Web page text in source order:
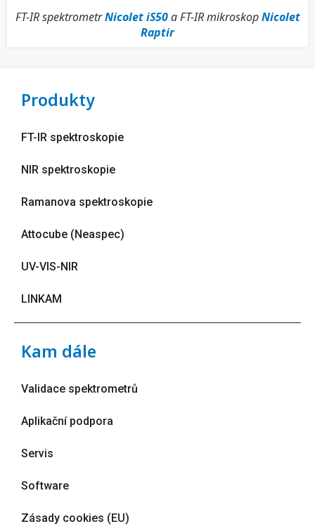
FT-IR spektrometrNicolet iS50a FT-IR mikroskopNicolet
Raptir
Produkty
FT-IR spektroskopie
NIR spektroskopie
Ramanova spektroskopie
Attocube (Neaspec)
UV-VIS-NIR
LINKAM
Kam dále
Validace spektrometrů
Aplikační podpora
Servis
Software
Zásady cookies (EU)